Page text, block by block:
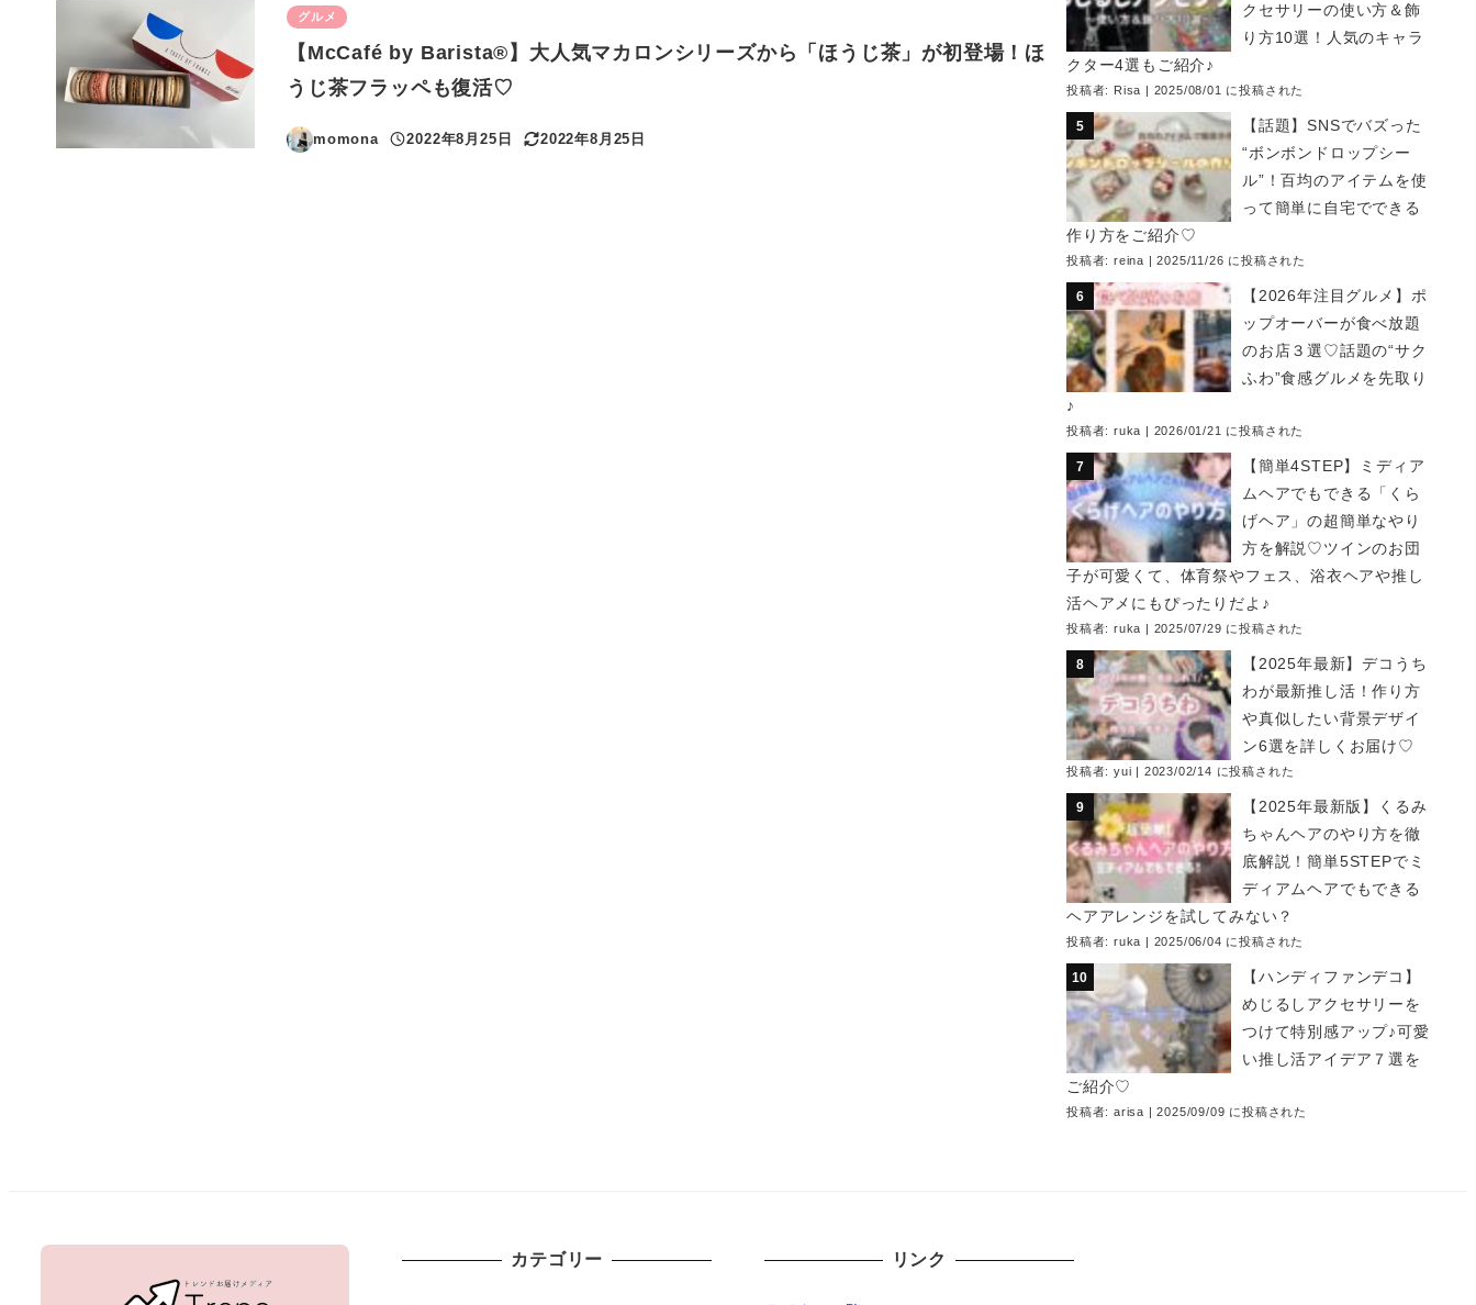
グルメ
【McCafé by Barista®】大人気マカロンシリーズから「ほうじ茶」が初登場！ほ
うじ茶フラッペも復活♡
momona
投稿日
2022年8月25日
更新日
2022年8月25日
クセサリーの使い方＆飾
り方10選！人気のキャラ
クター4選もご紹介♪
投稿者: Risa 2025/08/01 に投稿された
【話題】SNSでバズった
“ボンボンドロップシー
ル”！百均のアイテムを使
って簡単に自宅でできる
作り方をご紹介♡
投稿者: reina |2025/11/26 に投稿された
【2026年注目グルメ】ポ
ップオーバーが食べ放題
のお店３選♡話題の“サク
ふわ”食感グルメを先取り
♪
投稿者: ruka 2026/01/21 に投稿された
【簡単4STEP】ミディア
ムヘアでもできる「くら
げヘア」の超簡単なやり
方を解説♡ツインのお団
子が可愛くて、体育祭やフェス、浴衣ヘアや推し
活ヘアメにもぴったりだよ♪
投稿者: ruka 2025/07/29 に投稿された
【2025年最新】デコうち
わが最新推し活！作り方
や真似したい背景デザイ
ン6選を詳しくお届け♡
投稿者: yui 2023/02/14 に投稿された
【2025年最新版】くるみ
ちゃんヘアのやり方を徹
底解説！簡単5STEPでミ
ディアムヘアでもできる
ヘアアレンジを試してみない？
投稿者: ruka 2025/06/04 に投稿された
【ハンディファンデコ】
めじるしアクセサリーを
つけて特別感アップ♪可愛
い推し活アイデア７選を
ご紹介♡
投稿者: arisa |2025/09/09 に投稿された
カテゴリー リンク